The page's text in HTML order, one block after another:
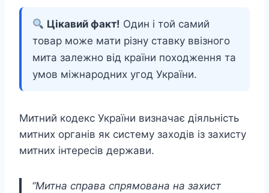
Цікавий факт! Один і той самий
товар може мати різну ставку ввізного
мита залежно від країни походження та
умов міжнародних угод України.
Митний кодекс України визначає діяльність
митних органів як систему заходів із захисту
митних інтересів держави.
“Митна справа спрямована на захист